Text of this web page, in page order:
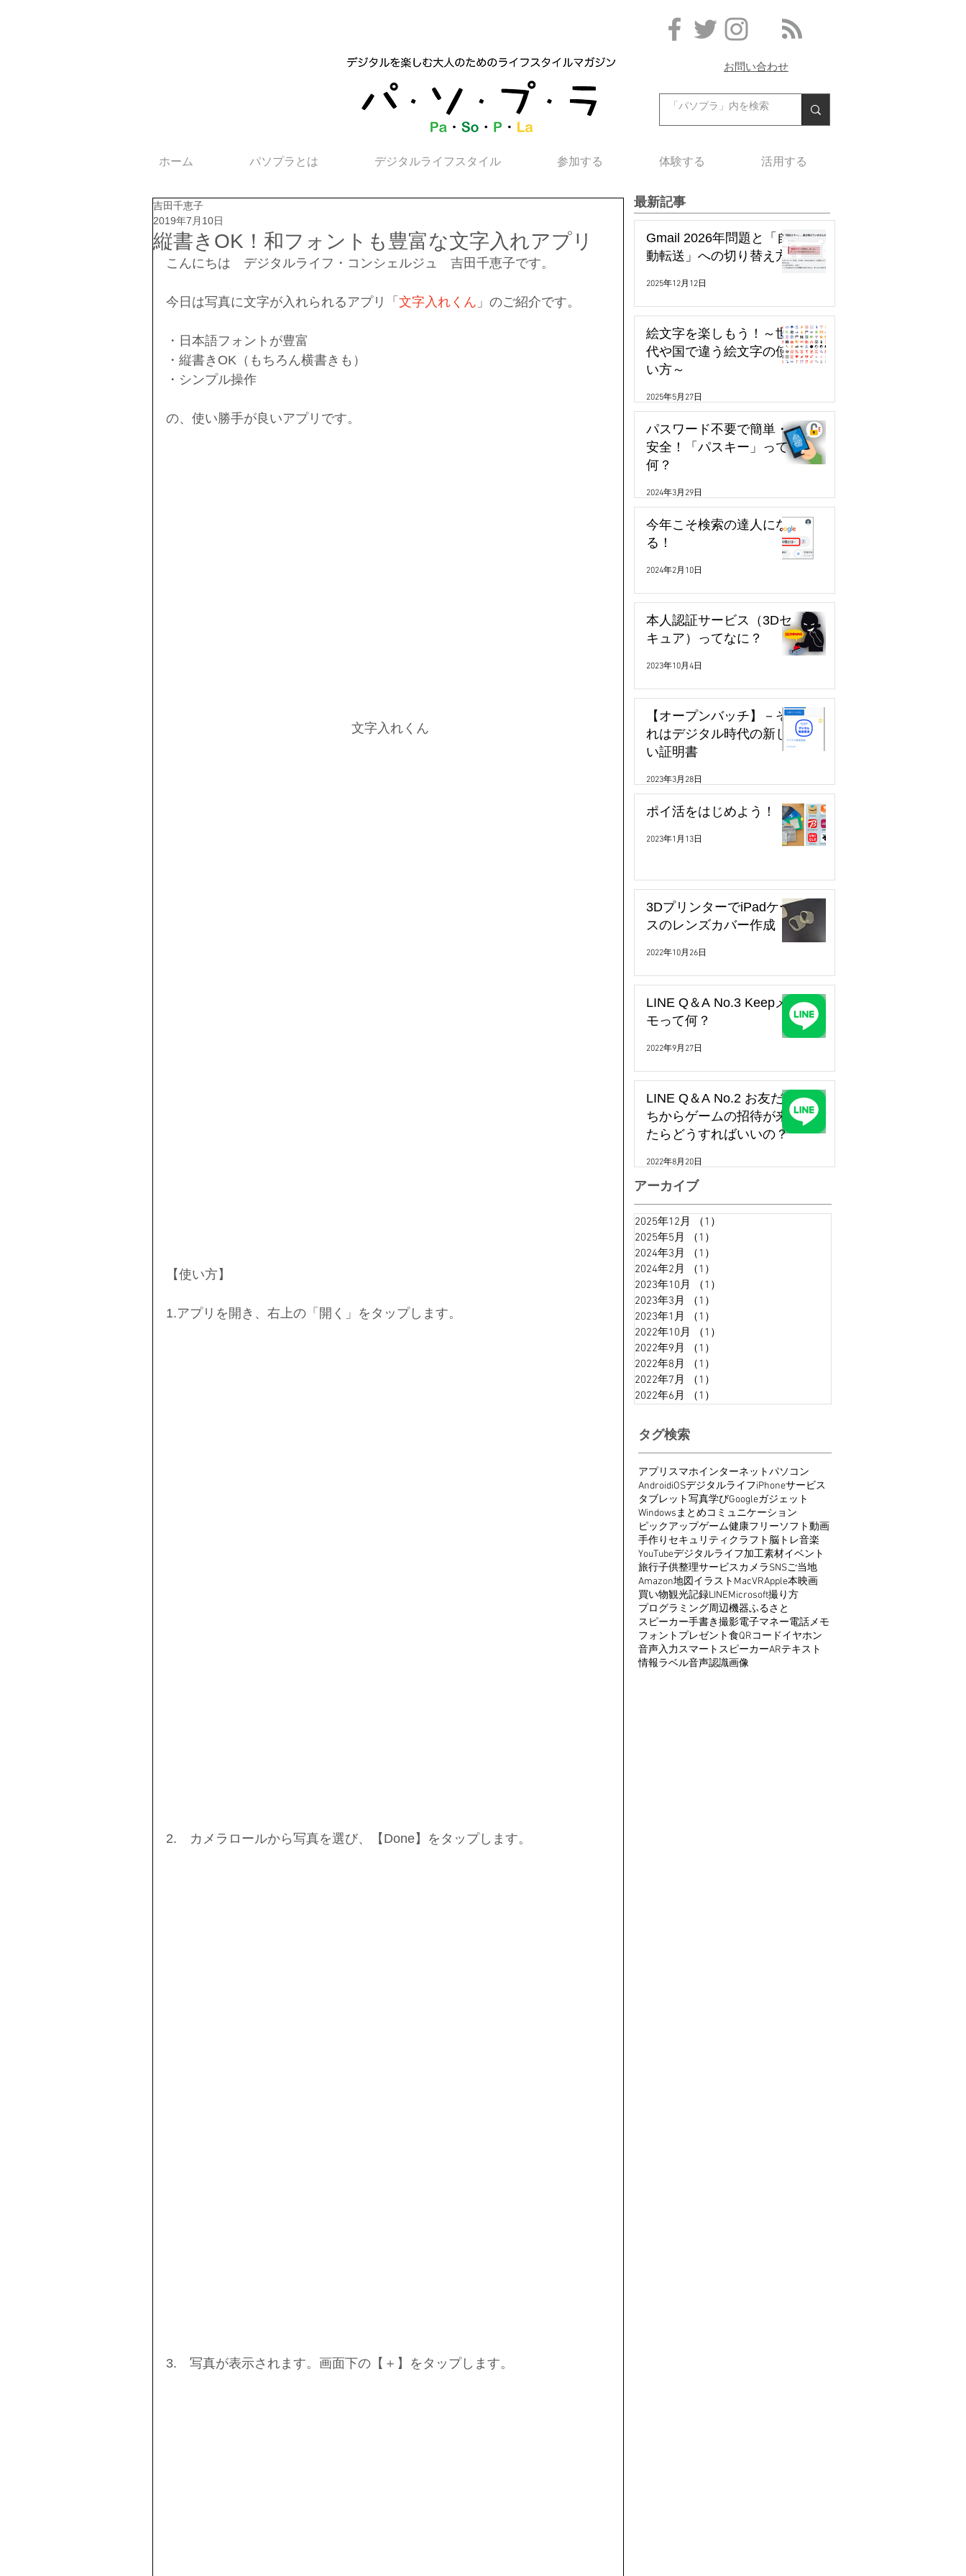
お問い合わせ
ホーム パソプラとは デジタルライフスタイル 参加する 体験する 活用する
縦書きOK！和フォントも豊富な文字入れアプリ
吉田千恵子
2019年7月10日
こんにちは　デジタルライフ・コンシェルジュ　吉田千恵子です。
今日は写真に文字が入れられるアプリ「 文字入れくん 」のご紹介です。
・日本語フォントが豊富
・縦書きOK（もちろん横書きも）
・シンプル操作
の、使い勝手が良いアプリです。
文字入れくん
【使い方】
1.アプリを開き、右上の「開く」をタップします。
2.　カメラロールから写真を選び、【Done】をタップします。
3.　写真が表示されます。画面下の【＋】をタップします。
最新記事
Gmail 2026年問題と「自
動転送」への切り替え方
2025年12月12日
絵文字を楽しもう！～世
代や国で違う絵文字の使
い方～
2025年5月27日
パスワード不要で簡単・
安全！「パスキー」って
何？
2024年3月29日
今年こそ検索の達人にな
る！
2024年2月10日
本人認証サービス（3Dセ
キュア）ってなに？
2023年10月4日
【オープンバッチ】－そ
れはデジタル時代の新し
い証明書
2023年3月28日
ポイ活をはじめよう！
2023年1月13日
3DプリンターでiPadケー
スのレンズカバー作成
2022年10月26日
LINE Q＆A No.3 Keepメ
モって何？
2022年9月27日
LINE Q＆A No.2 お友だ
ちからゲームの招待が来
たらどうすればいいの？
2022年8月20日
アーカイブ
2025年12月 （1）
2025年5月
（1）
2024年3月
（1）
2024年2月
（1）
2023年10月
（1）
2023年3月
（1）
2023年1月
（1）
2022年10月
（1）
2022年9月
（1）
2022年8月
（1）
2022年7月
（1）
2022年6月
（1）
タグ検索
アプリ スマホインターネットパソコン
AndroidiOSデジタルライフiPhoneサービス
タブレット写真学びGoogleガジェット
Windowsまとめコミュニケーション
ピックアップゲーム健康フリーソフト動画
手作り セキュリティ クラフト脳トレ音楽
YouTubeデジタルライフ加工素材イベント
旅行子供整理サービスカメラSNSご当地
Amazon地図イラスト MacVRApple本映画
買い物観光記録LINEMicrosoft撮り方
プログラミング周辺機器ふるさと
スピーカー手書き撮影電子マネー電話メモ
フォント プレゼント食QRコードイヤホン
音声入力スマートスピーカーARテキスト
情報ラベル音声認識画像